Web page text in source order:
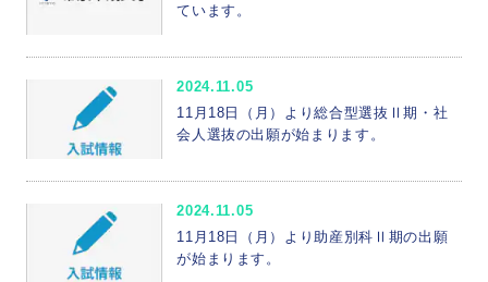
ています。
2024.11.05
11月18日（月）より総合型選抜Ⅱ期・社
会人選抜の出願が始まります。
2024.11.05
11月18日（月）より助産別科Ⅱ期の出願
が始まります。